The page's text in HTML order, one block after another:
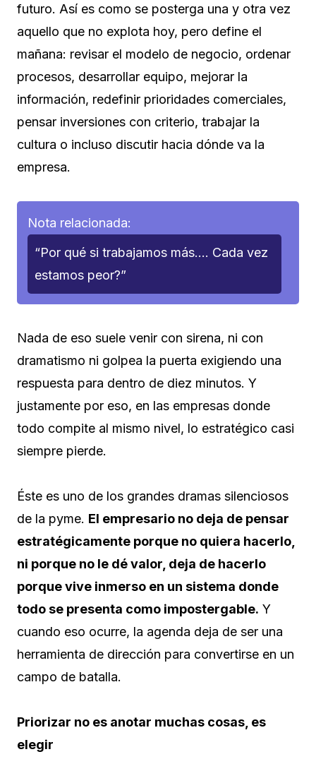
futuro. Así es como se posterga una y otra vez
aquello que no explota hoy, pero define el
mañana: revisar el modelo de negocio, ordenar
procesos, desarrollar equipo, mejorar la
información, redefinir prioridades comerciales,
pensar inversiones con criterio, trabajar la
cultura o incluso discutir hacia dónde va la
empresa.
Nota relacionada:
“Por qué si trabajamos más…. Cada vez
estamos peor?”
Nada de eso suele venir con sirena, ni con
dramatismo ni golpea la puerta exigiendo una
respuesta para dentro de diez minutos. Y
justamente por eso, en las empresas donde
todo compite al mismo nivel, lo estratégico casi
siempre pierde.
Éste es uno de los grandes dramas silenciosos
de la pyme. El empresario no deja de pensar
estratégicamente porque no quiera hacerlo,
ni porque no le dé valor, deja de hacerlo
porque vive inmerso en un sistema donde
todo se presenta como impostergable. Y
cuando eso ocurre, la agenda deja de ser una
herramienta de dirección para convertirse en un
campo de batalla.
Priorizar no es anotar muchas cosas, es
elegir